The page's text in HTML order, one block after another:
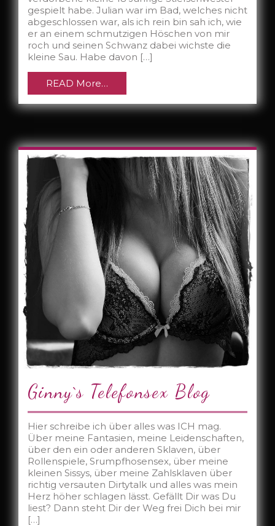
gespielt habe. Julian war im Bad, welches nicht
abgeschlossen war, als ich rein bin sah ich, wie
er an einem schmutzigen Höschen von mir
roch und seinen Schwanz dabei wichste die
kleine Sau. Habe davon […]
READ More…
Ginny`s Telefonsex Blog
Hier schreibe ich über alles was ICH mag.
Über meine Fantasien, meine Leidenschaften,
über den ein oder anderen Sklaven, über
Rollenspiele, Srumpfhosensex, über meine
kleinen Sissys, über meine Zahlsklaven über
richtig versauten Dirtytalk und alles was mein
Herz höher schlagen lässt. Gefällt Dir was Du
liest? Dann steht Dir der Weg frei Dich bei mir
[…]